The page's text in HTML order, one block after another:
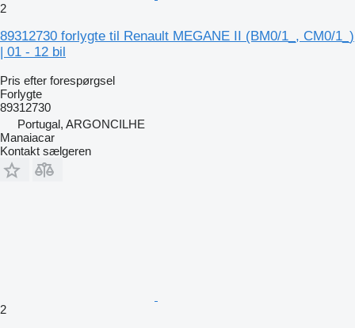
2
89312730 forlygte til Renault MEGANE II (BM0/1_, CM0/1_)
| 01 - 12 bil
Pris efter forespørgsel
Forlygte
89312730
Portugal, ARGONCILHE
Manaiacar
Kontakt sælgeren
2